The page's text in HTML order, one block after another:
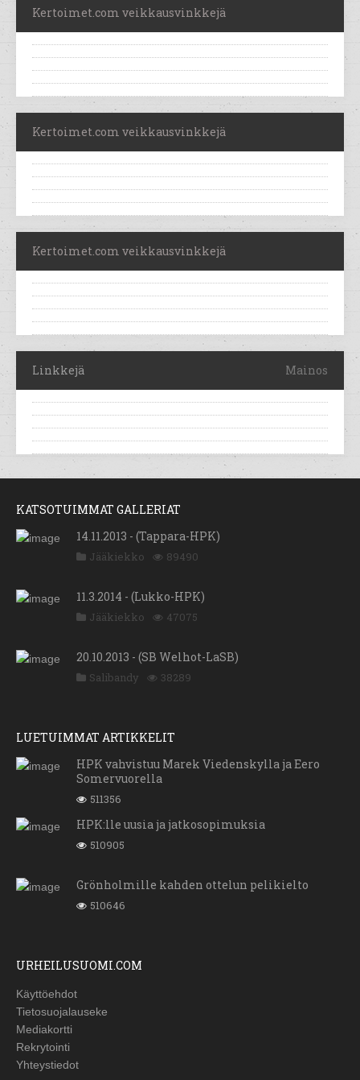
Kertoimet.com veikkausvinkkejä
Kertoimet.com veikkausvinkkejä
Kertoimet.com veikkausvinkkejä
Linkkejä Mainos
KATSOTUIMMAT GALLERIAT
14.11.2013 - (Tappara-HPK)
Jääkiekko 89490
11.3.2014 - (Lukko-HPK)
Jääkiekko 47075
20.10.2013 - (SB Welhot-LaSB)
Salibandy 38289
LUETUIMMAT ARTIKKELIT
HPK vahvistuu Marek Viedenskylla ja Eero
Somervuorella
511356
HPK:lle uusia ja jatkosopimuksia
510905
Grönholmille kahden ottelun pelikielto
510646
URHEILUSUOMI.COM
Käyttöehdot
Tietosuojalauseke
Mediakortti
Rekrytointi
Yhteystiedot